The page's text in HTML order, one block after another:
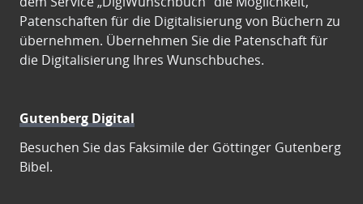
Patenschaften für die Digitalisierung von Büchern zu
übernehmen. Übernehmen Sie die Patenschaft für
die Digitalisierung Ihres Wunschbuches.
Gutenberg Digital
Besuchen Sie das Faksimile der Göttinger Gutenberg
Bibel.